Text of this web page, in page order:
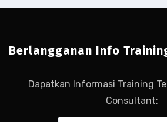
Berlangganan Info
Dapatkan Informasi Training
Consultant: